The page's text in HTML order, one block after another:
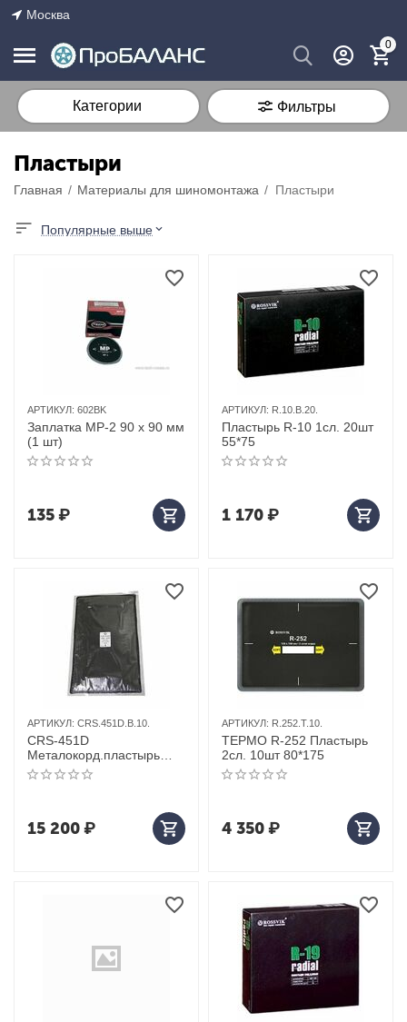
Москва
0
Категории Фильтры
Пластыри
Главная / Материалы для шиномонтажа / Пластыри
Популярные выше
АРТИКУЛ: 602BK
Заплатка MP-2 90 х 90 мм
(1 шт)
135₽
АРТИКУЛ: R.10.B.20.
Пластырь R-10 1сл. 20шт
55*75
1 170₽
АРТИКУЛ: CRS.451D.B.10.
CRS-451D
Металокорд.пластырь
10шт 180*300
15 200₽
АРТИКУЛ: R.252.T.10.
ТЕРМО R-252 Пластырь
2сл. 10шт 80*175
4 350₽